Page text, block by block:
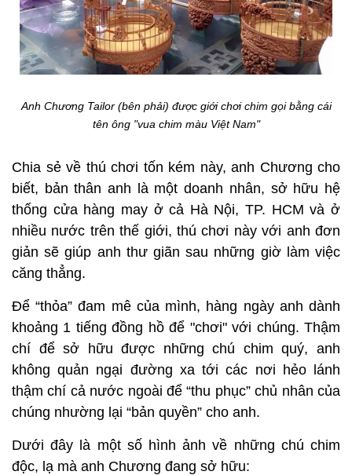
Anh Chương Tailor (bên phải) được giới chơi chim gọi bằng cái
tên ông "vua chim màu Việt Nam"
Chia sẻ về thú chơi tốn kém này, anh Chương cho
biết, bản thân anh là một doanh nhân, sở hữu hệ
thống cửa hàng may ở cả Hà Nội, TP. HCM và ở
nhiều nước trên thế giới, thú chơi này với anh đơn
giản sẽ giúp anh thư giãn sau những giờ làm việc
căng thẳng.
Để “thỏa” đam mê của mình, hàng ngày anh dành
khoảng 1 tiếng đồng hồ để "chơi" với chúng. Thậm
chí để sở hữu được những chú chim quý, anh
không quản ngại đường xa tới các nơi hẻo lánh
thậm chí cả nước ngoài để “thu phục” chủ nhân của
chúng nhường lại “bản quyền” cho anh.
Dưới đây là một số hình ảnh về những chú chim
độc, lạ mà anh Chương đang sở hữu: